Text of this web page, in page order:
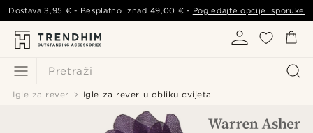
Pretraži
Dostava3,95 € - Besplatno iznad 49,00 € - Pogledajte opcije isporuke
Igle za rever Igle za rever u obliku cvijeta